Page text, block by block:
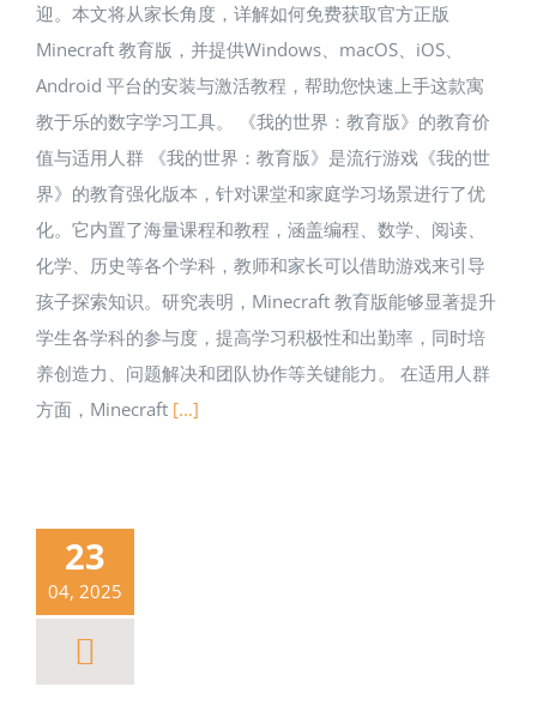
迎。本文将从家长角度，详解如何免费获取官方正版
Minecraft 教育版，并提供Windows、macOS、iOS、
Android 平台的安装与激活教程，帮助您快速上手这款寓
教于乐的数字学习工具。 《我的世界：教育版》的教育价
值与适用人群 《我的世界：教育版》是流行游戏《我的世
界》的教育强化版本，针对课堂和家庭学习场景进行了优
化。它内置了海量课程和教程，涵盖编程、数学、阅读、
化学、历史等各个学科，教师和家长可以借助游戏来引导
孩子探索知识。研究表明，Minecraft 教育版能够显著提升
学生各学科的参与度，提高学习积极性和出勤率，同时培
养创造力、问题解决和团队协作等关键能力。 在适用人群
方面，Minecraft [...]
23
04, 2025